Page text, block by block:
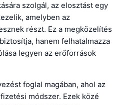
szolgál, az elosztást egy
amelyben az
részt. Ez a megközelítés
hanem felhatalmazza
legyen az erőforrások
foglal magában, ahol az
módszer. Ezek közé